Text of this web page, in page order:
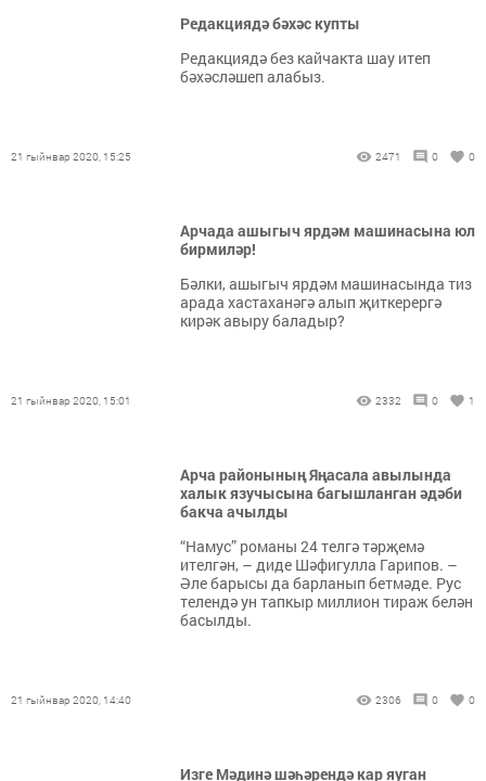
Редакциядә бәхәс купты
Редакциядә без кайчакта шау итеп
бәхәсләшеп алабыз.
21 гыйнвар 2020, 15:25 2471 0 0
Арчада ашыгыч ярдәм машинасына юл
бирмиләр!
Бәлки, ашыгыч ярдәм машинасында тиз
арада хастаханәгә алып җиткерергә
кирәк авыру баладыр?
21 гыйнвар 2020, 15:01 2332 0 1
Арча районының Яңасала авылында
халык язучысына багышланган әдәби
бакча ачылды
“Намус” романы 24 телгә тәрҗемә
ителгән, – диде Шәфигулла Гарипов. –
Әле барысы да барланып бетмәде. Рус
телендә ун тапкыр миллион тираж белән
басылды.
21 гыйнвар 2020, 14:40 2306 0 0
Изге Мәдинә шәһәрендә кар яуган